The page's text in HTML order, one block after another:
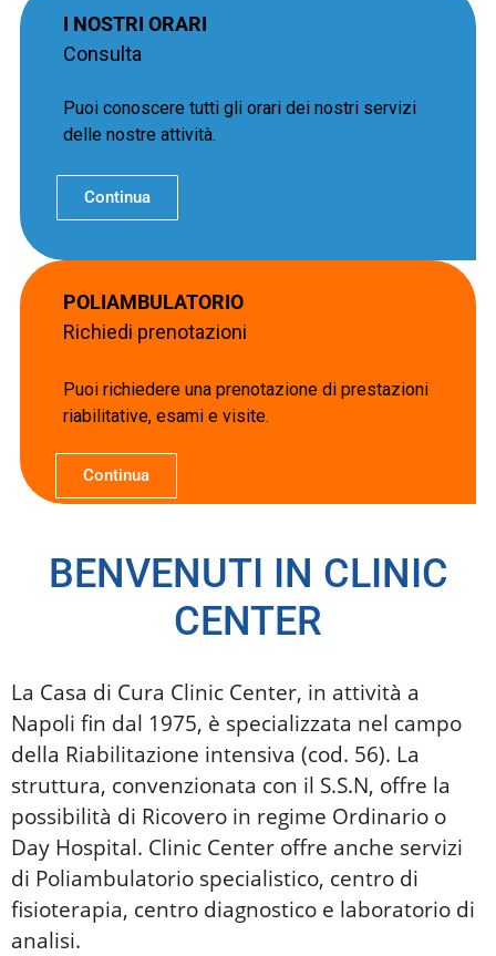
I NOSTRI ORARI
Consulta
Puoi conoscere tutti gli orari dei nostri servizi
delle nostre attività.
Continua
POLIAMBULATORIO
Richiedi prenotazioni
Puoi richiedere una prenotazione di prestazioni
riabilitative, esami e visite.
Continua
BENVENUTI IN CLINIC
CENTER
La Casa di Cura Clinic Center, in attività a
Napoli fin dal 1975, è specializzata nel campo
della Riabilitazione intensiva (cod. 56). La
struttura, convenzionata con il S.S.N, offre la
possibilità di Ricovero in regime Ordinario o
Day Hospital. Clinic Center offre anche servizi
di Poliambulatorio specialistico, centro di
fisioterapia, centro diagnostico e laboratorio di
analisi.